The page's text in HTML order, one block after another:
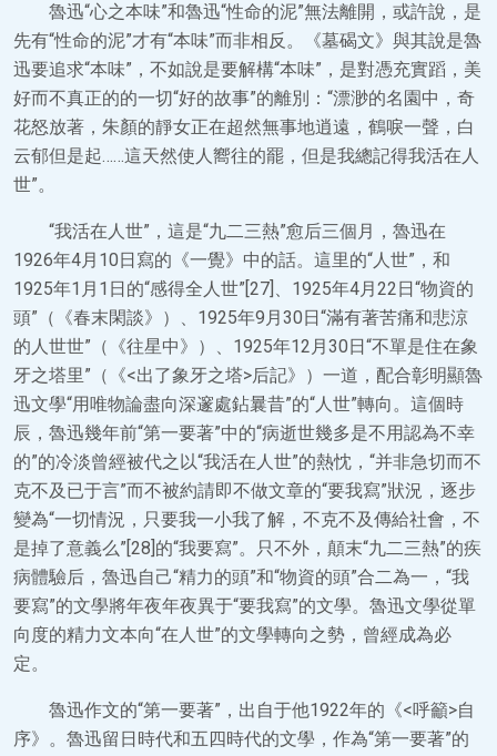
魯迅“心之本味”和魯迅“性命的泥”無法離開，或許說，是
先有“性命的泥”才有“本味”而非相反。《墓碣文》與其說是魯
迅要追求“本味”，不如說是要解構“本味”，是對憑充實蹈，美
好而不真正的的一切“好的故事”的離別：“漂渺的名園中，奇
花怒放著，朱顏的靜女正在超然無事地逍遠，鶴唳一聲，白
云郁但是起……這天然使人嚮往的罷，但是我總記得我活在人
世”。
“我活在人世”，這是“九二三熱”愈后三個月，魯迅在
1926年4月10日寫的《一覺》中的話。這里的“人世”，和
1925年1月1日的“感得全人世”[27]、1925年4月22日“物資的
頭”（《春末閑談》）、1925年9月30日“滿有著苦痛和悲涼
的人世世”（《往星中》）、1925年12月30日“不單是住在象
牙之塔里”（《<出了象牙之塔>后記》）一道，配合彰明顯魯
迅文學“用唯物論盡向深邃處鉆曩昔”的“人世”轉向。這個時
辰，魯迅幾年前“第一要著”中的“病逝世幾多是不用認為不幸
的”的冷淡曾經被代之以“我活在人世”的熱忱，“并非急切而不
克不及已于言”而不被約請即不做文章的“要我寫”狀況，逐步
變為“一切情況，只要我一小我了解，不克不及傳給社會，不
是掉了意義么”[28]的“我要寫”。只不外，顛末“九二三熱”的疾
病體驗后，魯迅自己“精力的頭”和“物資的頭”合二為一，“我
要寫”的文學將年夜年夜異于“要我寫”的文學。魯迅文學從單
向度的精力文本向“在人世”的文學轉向之勢，曾經成為必
定。
魯迅作文的“第一要著”，出自于他1922年的《<呼籲>自
序》。魯迅留日時代和五四時代的文學，作為“第一要著”的